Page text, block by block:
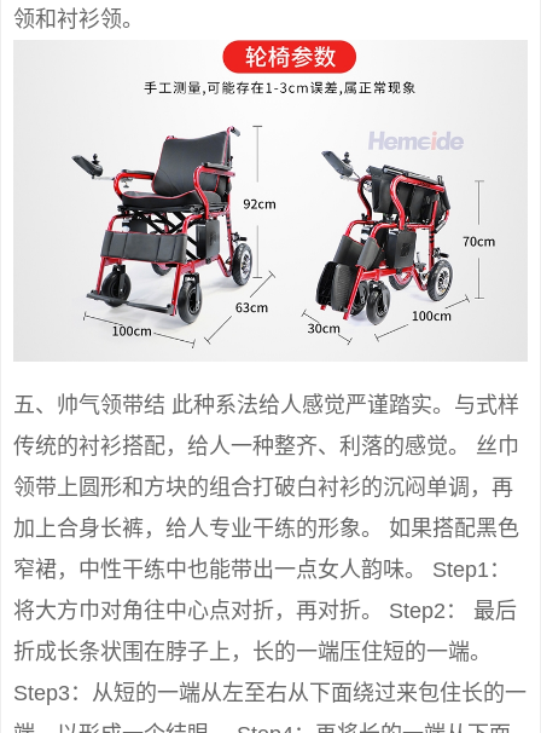
领和衬衫领。
五、帅气领带结 此种系法给人感觉严谨踏实。与式样
传统的衬衫搭配，给人一种整齐、利落的感觉。 丝巾
领带上圆形和方块的组合打破白衬衫的沉闷单调，再
加上合身长裤，给人专业干练的形象。 如果搭配黑色
窄裙，中性干练中也能带出一点女人韵味。 Step1：
将大方巾对角往中心点对折，再对折。 Step2： 最后
折成长条状围在脖子上，长的一端压住短的一端。
Step3：从短的一端从左至右从下面绕过来包住长的一